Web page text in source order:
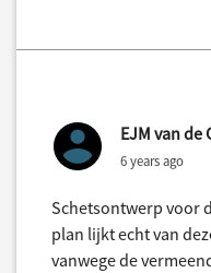
EJM van de
6 years ago
Schetsontwerp voor
plan lijkt echt van
vanwege de